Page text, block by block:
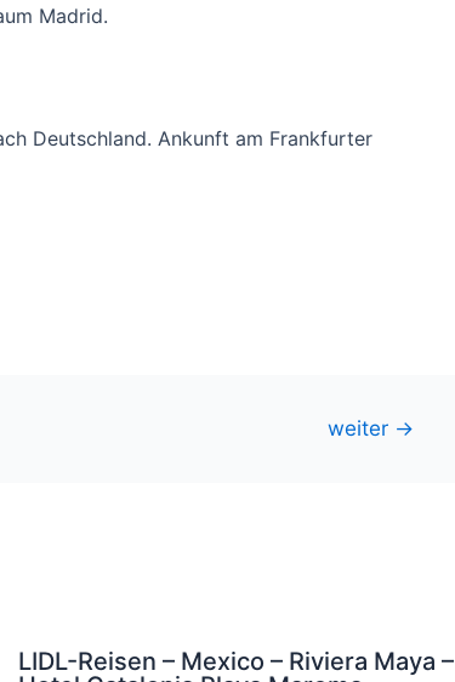
Madrid.
Deutschland. Ankunft am Frankfurter
weiter →
LIDL-Reisen – Mexico – Riviera Maya –